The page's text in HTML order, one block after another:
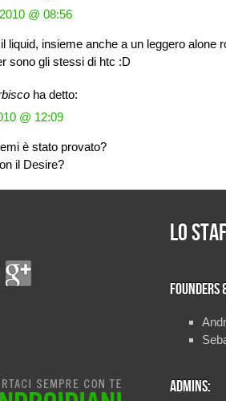
@ 08:56
liquid, insieme anche a un leggero alone
sono gli stessi di htc :D
ha detto:
@ 12:09
è stato provato?
il Desire?
Lo
Founders
Admins: